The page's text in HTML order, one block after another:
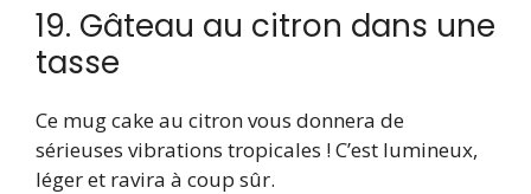
19. Gâteau au citron dans une
tasse
Ce mug cake au citron vous donnera de
sérieuses vibrations tropicales ! C’est lumineux,
léger et ravira à coup sûr.